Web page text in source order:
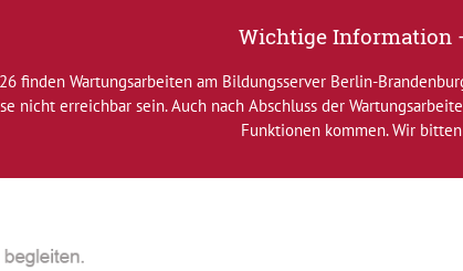
Wichtige Information
finden Wartungsarbeiten am Bildungsserver Berlin-
nicht erreichbar sein. Auch nach Abschluss der
Funktionen kommen. Wir